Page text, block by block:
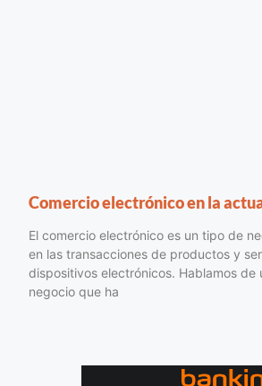
Comercio electrónico en la
El comercio electrónico es un tipo de
en las transacciones de productos y
dispositivos electrónicos. Hablamos de
negocio que ha